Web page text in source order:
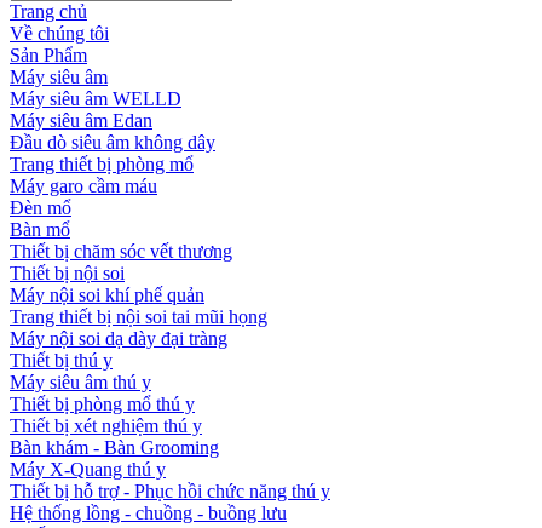
Trang chủ
Về chúng tôi
Sản Phẩm
Máy siêu âm
Máy siêu âm WELLD
Máy siêu âm Edan
Đầu dò siêu âm không dây
Trang thiết bị phòng mổ
Máy garo cầm máu
Đèn mổ
Bàn mổ
Thiết bị chăm sóc vết thương
Thiết bị nội soi
Máy nội soi khí phế quản
Trang thiết bị nội soi tai mũi họng
Máy nội soi dạ dày đại tràng
Thiết bị thú y
Máy siêu âm thú y
Thiết bị phòng mổ thú y
Thiết bị xét nghiệm thú y
Bàn khám - Bàn Grooming
Máy X-Quang thú y
Thiết bị hỗ trợ - Phục hồi chức năng thú y
Hệ thống lồng - chuồng - buồng lưu